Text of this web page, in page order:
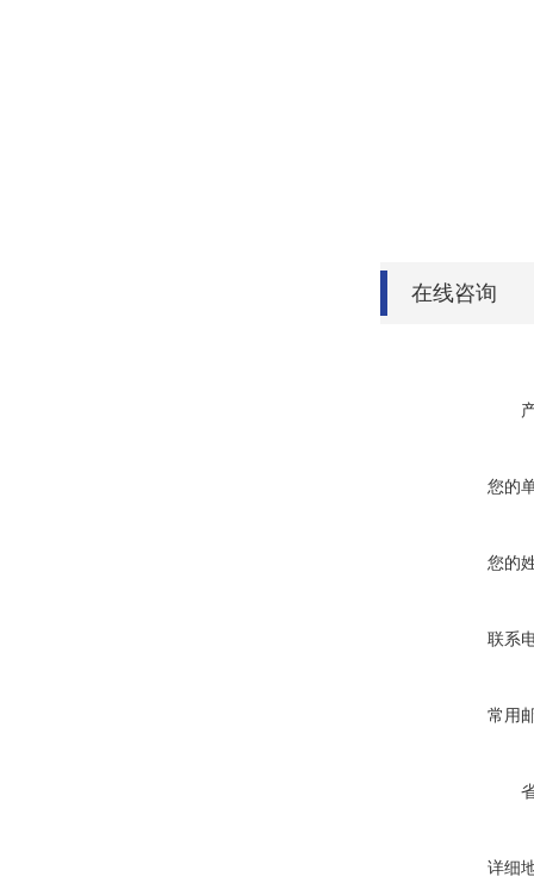
在线咨询
您的
您的
联系
常用
详细